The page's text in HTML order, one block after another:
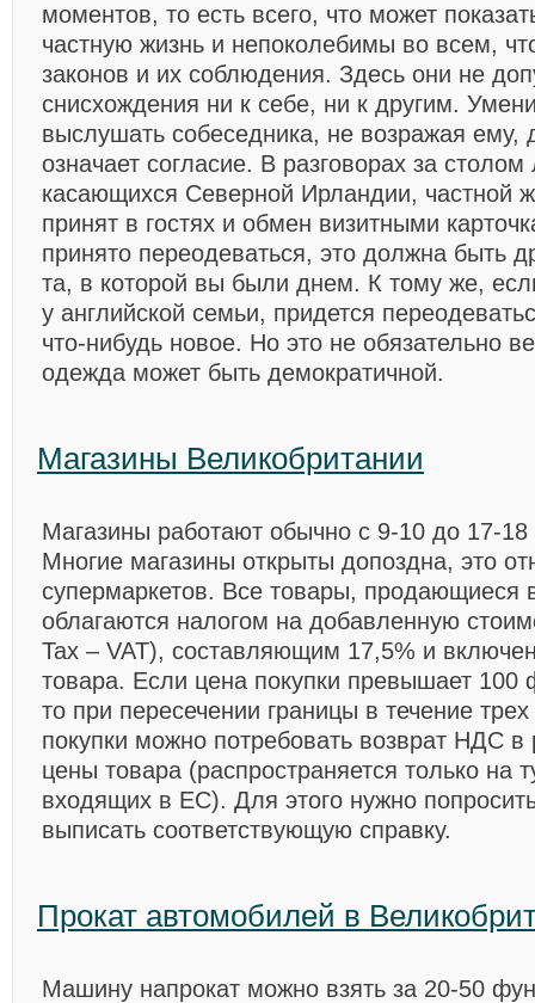
моментов, то есть всего, что может
частную жизнь и непоколебимы во всем,
законов и их соблюдения. Здесь они не
снисхождения ни к себе, ни к другим.
выслушать собеседника, не возражая ему,
означает согласие. В разговорах за
касающихся Северной Ирландии, частной
принят в гостях и обмен визитными
принято переодеваться, это должна быть
та, в которой вы были днем. К тому же,
у английской семьи, придется
что-нибудь новое. Но это не обязательно
одежда может быть демократичной.
Магазины Великобритании
Магазины работают обычно с 9-10 до 17-
Многие магазины открыты допоздна, это
супермаркетов. Все товары, продающиеся
облагаются налогом на добавленную
Tax – VAT), составляющим 17,5% и
товара. Если цена покупки превышает 100
то при пересечении границы в течение
покупки можно потребовать возврат НДС в
цены товара (распространяется только на
входящих в ЕС). Для этого нужно
выписать соответствующую справку.
Прокат автомобилей в
Машину напрокат можно взять за 20-50